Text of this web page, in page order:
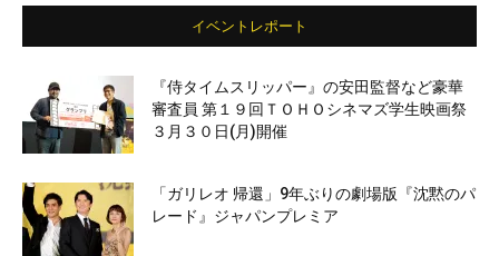
イベントレポート
『侍タイムスリッパー』の安田監督など豪華
審査員 第１９回ＴＯＨＯシネマズ学生映画祭
３月３０日(月)開催
「ガリレオ 帰還」9年ぶりの劇場版『沈黙のパ
レード』ジャパンプレミア